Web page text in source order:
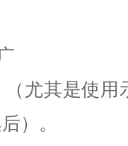
（尤其是使
）。